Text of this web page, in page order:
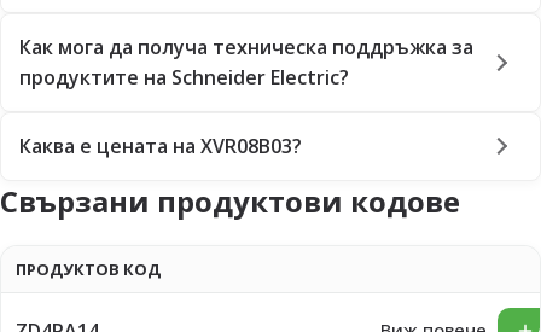
Как мога да получа техническа поддръжка за
продуктите на Schneider Electric?
Каква е цената на XVR08B03?
Свързани продуктови кодове
ПРОДУКТОВ КОД